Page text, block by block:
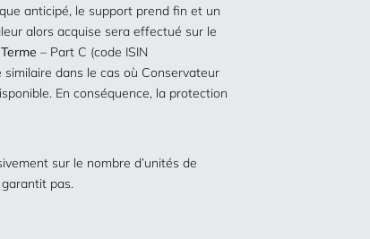
anticipé, le support prend fin et un
alors acquise sera effectué sur le
– Part C (code ISIN
dans le cas où Conservateur
En conséquence, la protection
sur le nombre d’unités de
pas.